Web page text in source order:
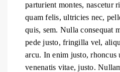
parturient montes, nascetur
quam felis, ultricies nec,
quis, sem. Nulla consequat
pede justo, fringilla vel,
arcu. In enim justo, rhoncus
venenatis vitae, justo.